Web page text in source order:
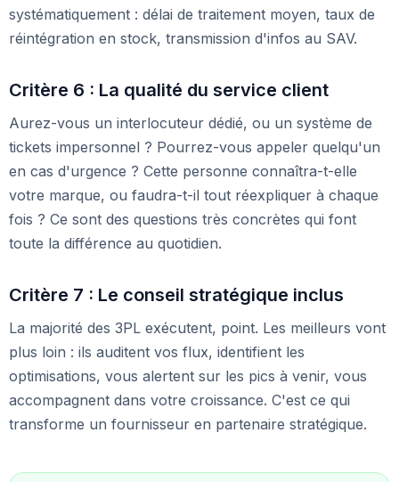
systématiquement : délai de traitement moyen, taux de
réintégration en stock, transmission d'infos au SAV.
Critère 6 : La qualité du service client
Aurez-vous un interlocuteur dédié, ou un système de
tickets impersonnel ? Pourrez-vous appeler quelqu'un
en cas d'urgence ? Cette personne connaîtra-t-elle
votre marque, ou faudra-t-il tout réexpliquer à chaque
fois ? Ce sont des questions très concrètes qui font
toute la différence au quotidien.
Critère 7 : Le conseil stratégique inclus
La majorité des 3PL exécutent, point. Les meilleurs vont
plus loin : ils auditent vos flux, identifient les
optimisations, vous alertent sur les pics à venir, vous
accompagnent dans votre croissance. C'est ce qui
transforme un fournisseur en partenaire stratégique.